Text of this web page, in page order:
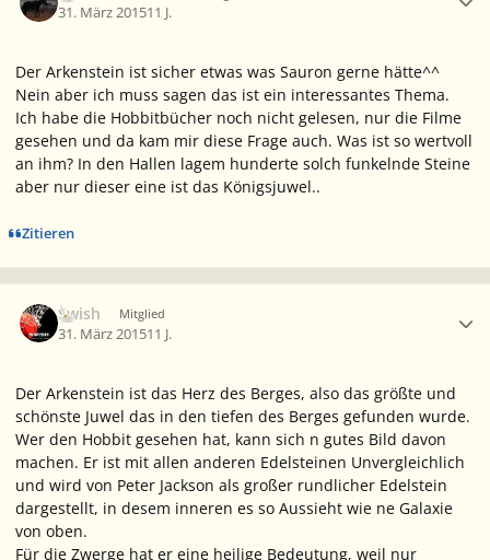
31. März 201511 J.
Der Arkenstein ist sicher etwas was Sauron gerne hätte^^
Nein aber ich muss sagen das ist ein interessantes Thema.
Ich habe die Hobbitbücher noch nicht gelesen, nur die Filme
gesehen und da kam mir diese Frage auch. Was ist so wertvoll
an ihm? In den Hallen lagem hunderte solch funkelnde Steine
aber nur dieser eine ist das Königsjuwel..
Zitieren
Swish Mitglied
31. März 201511 J.
Der Arkenstein ist das Herz des Berges, also das größte und
schönste Juwel das in den tiefen des Berges gefunden wurde.
Wer den Hobbit gesehen hat, kann sich n gutes Bild davon
machen. Er ist mit allen anderen Edelsteinen Unvergleichlich
und wird von Peter Jackson als großer rundlicher Edelstein
dargestellt, in desem inneren es so Aussieht wie ne Galaxie
von oben.
Für die Zwerge hat er eine heilige Bedeutung, weil nur